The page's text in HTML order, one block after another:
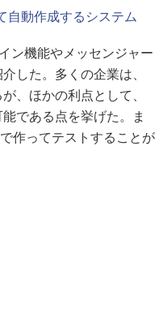
自動作成するシステム
ン機能やメッセンジャー
した。多くの企業は、
、ほかの利点として、
である点を挙げた。ま
作ってテストすることが